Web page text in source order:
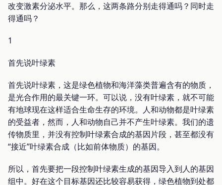
改变激素分泌水平。那么，这两条路分别走得通吗？同时走
得通吗？
1
首先说叶绿素
首先说叶绿素，这是绿色植物和海洋藻类普遍含有的物质，
是光合作用的最关键一环。可以说，没有叶绿素，就不可能
有地球现在这样适合生命生存的环境。人和动物都是叶绿素
的受益者，然而，人和动物自己并不产生叶绿素。我们的遗
传物质里，并没有控制叶绿素合成的基因片段，甚至都没有
“接近”叶绿素合成（比如前体物质）的基因。
所以，首先要把一段控制叶绿素生成的基因导入到人的基因
组中。好在这个目标基因还比较容易获得，绿色植物到处都